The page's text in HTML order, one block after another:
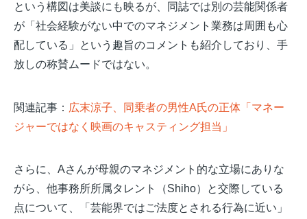
という構図は美談にも映るが、同誌では別の芸能関係者
が「社会経験がない中でのマネジメント業務は周囲も心
配している」という趣旨のコメントも紹介しており、手
放しの称賛ムードではない。
関連記事： 広末涼子、同乗者の男性A氏の正体「マネー
ジャーではなく映画のキャスティング担当」
さらに、Aさんが母親のマネジメント的な立場にありな
がら、他事務所所属タレント（Shiho）と交際している
点について、「芸能界ではご法度とされる行為に近い」